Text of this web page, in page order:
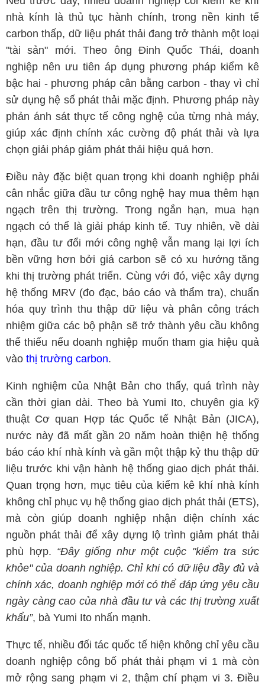
nhà kính là thủ tục hành chính, trong nền kinh tế
carbon thấp, dữ liệu phát thải đang trở thành một loại
"tài sản" mới. Theo ông Đinh Quốc Thái, doanh
nghiệp nên ưu tiên áp dụng phương pháp kiểm kê
bậc hai - phương pháp cân bằng carbon - thay vì chỉ
sử dụng hệ số phát thải mặc định. Phương pháp này
phản ánh sát thực tế công nghệ của từng nhà máy,
giúp xác định chính xác cường độ phát thải và lựa
chọn giải pháp giảm phát thải hiệu quả hơn.
Điều này đặc biệt quan trọng khi doanh nghiệp phải
cân nhắc giữa đầu tư công nghệ hay mua thêm hạn
ngạch trên thị trường. Trong ngắn hạn, mua hạn
ngạch có thể là giải pháp kinh tế. Tuy nhiên, về dài
hạn, đầu tư đổi mới công nghệ vẫn mang lại lợi ích
bền vững hơn bởi giá carbon sẽ có xu hướng tăng
khi thị trường phát triển. Cùng với đó, việc xây dựng
hệ thống MRV (đo đạc, báo cáo và thẩm tra), chuẩn
hóa quy trình thu thập dữ liệu và phân công trách
nhiệm giữa các bộ phận sẽ trở thành yêu cầu không
thể thiếu nếu doanh nghiệp muốn tham gia hiệu quả
vào thị trường carbon.
Kinh nghiệm của Nhật Bản cho thấy, quá trình này
cần thời gian dài. Theo bà Yumi Ito, chuyên gia kỹ
thuật Cơ quan Hợp tác Quốc tế Nhật Bản (JICA),
nước này đã mất gần 20 năm hoàn thiện hệ thống
báo cáo khí nhà kính và gần một thập kỷ thu thập dữ
liệu trước khi vận hành hệ thống giao dịch phát thải.
Quan trọng hơn, mục tiêu của kiểm kê khí nhà kính
không chỉ phục vụ hệ thống giao dịch phát thải (ETS),
mà còn giúp doanh nghiệp nhận diện chính xác
nguồn phát thải để xây dựng lộ trình giảm phát thải
phù hợp. “Đây giống như một cuộc "kiểm tra sức
khỏe" của doanh nghiệp. Chỉ khi có dữ liệu đầy đủ và
chính xác, doanh nghiệp mới có thể đáp ứng yêu cầu
ngày càng cao của nhà đầu tư và các thị trường xuất
khẩu”, bà Yumi Ito nhấn mạnh.
Thực tế, nhiều đối tác quốc tế hiện không chỉ yêu cầu
doanh nghiệp công bố phát thải phạm vi 1 mà còn
mở rộng sang phạm vi 2, thậm chí phạm vi 3. Điều